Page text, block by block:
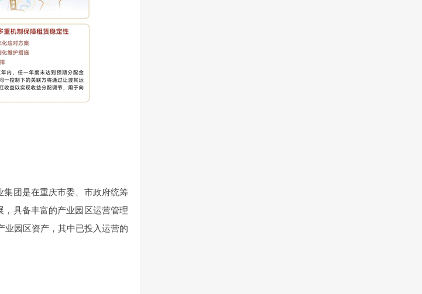
团是在重庆市委、市政府统筹
具备丰富的产业园区运营管理
业园区资产，其中已投入运营的